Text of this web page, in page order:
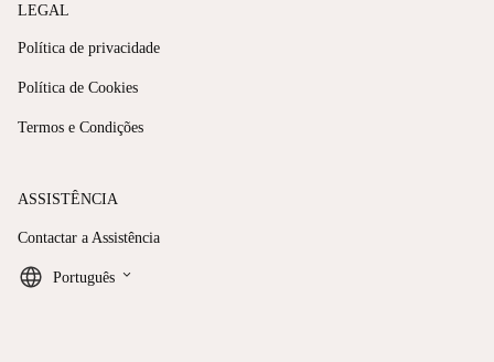
LEGAL
Política de privacidade
Política de Cookies
Termos e Condições
ASSISTÊNCIA
Contactar a Assistência
Português keyboard_arrow_down